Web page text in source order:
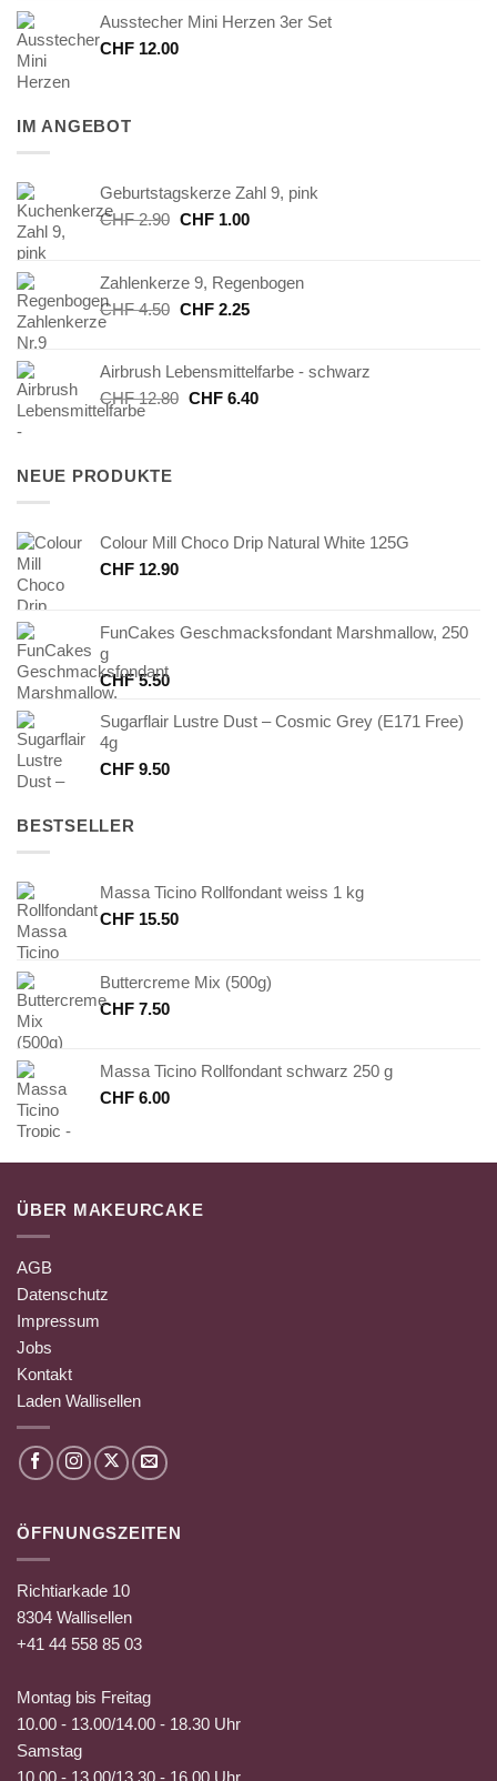
Ausstecher Mini Herzen 3er Set
CHF 12.00
IM ANGEBOT
Geburtstagskerze Zahl 9, pink
CHF2.90 Ursprünglicher
CHF 2.90
CHF1.00Aktueller
CHF 1.00.
Zahlenkerze 9, Regenbogen
CHF4.50 Ursprünglicher
CHF 4.50
CHF2.25Aktueller
CHF 2.25.
Airbrush Lebensmittelfarbe - schwarz
CHF12.80 Ursprünglicher
CHF6.40Aktueller
NEUE PRODUKTE
Colour Mill Choco Drip Natural White 125G
CHF 12.90
FunCakes Geschmacksfondant Marshmallow, 250
g
CHF5.50
Sugarflair Lustre Dust – Cosmic Grey (E171 Free)
4g
CHF 9.50
BESTSELLER
Massa Ticino Rollfondant weiss 1 kg
CHF 15.50
Buttercreme Mix (500g)
CHF 7.50
Massa Ticino Rollfondant schwarz 250 g
CHF 6.00
ÜBER MAKEURCAKE
AGB
Datenschutz
Impressum
Jobs
Kontakt
Laden Wallisellen
ÖFFNUNGSZEITEN
Richtiarkade 10
8304 Wallisellen
+41 44 558 85 03
Montag bis Freitag
10.00 - 13.00/14.00 - 18.30 Uhr
Samstag
10.00 - 13.00/13.30 - 16.00 Uhr